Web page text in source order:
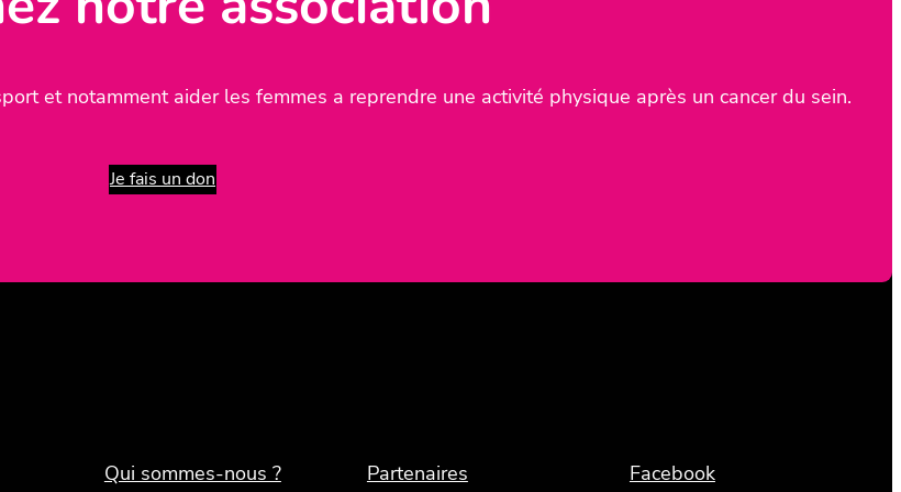
et notamment aider les femmes a reprendre une activité physique après un cancer du sein.
Je fais un don
Qui sommes-nous ?
Partenaires
Facebook